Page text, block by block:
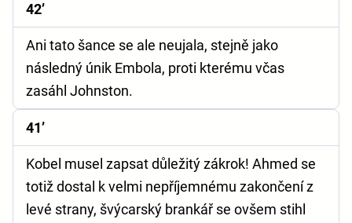
42’
Ani tato šance se ale neujala, stejně jako
následný únik Embola, proti kterému včas
zasáhl Johnston.
41’
Kobel musel zapsat důležitý zákrok! Ahmed se
totiž dostal k velmi nepříjemnému zakončení z
levé strany, švýcarský brankář se ovšem stihl